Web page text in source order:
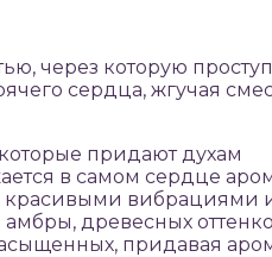
через которую
сердца, жгучая
придают духам
в самом сердце
красивыми вибрациями
древесных
придавая